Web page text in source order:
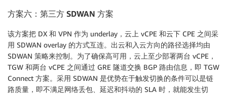
方案六：第三方 SDWAN 方案
该方案把 DX 和 VPN 作为 underlay，云上 vCPE 和云下 CPE 之间采
用 SDWAN overlay 的方式互连。出云和入云方向的路径选择均由
SDWAN 策略来控制。为了确保高可用，云上至少部署两台 vCPE，
TGW 和两台 vCPE 之间通过 GRE 隧道交换 BGP 路由信息，即 TGW
Connect 方案。采用 SDWAN 是优势在于触发切换的条件可以是链
路质量，即不满足网络丢包、延迟和抖动的 SLA 时，就能发生切